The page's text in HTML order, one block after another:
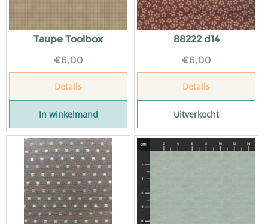
Taupe Toolbox
€6,00
Details
In winkelmand
88222 d14
€6,00
Details
Uitverkocht